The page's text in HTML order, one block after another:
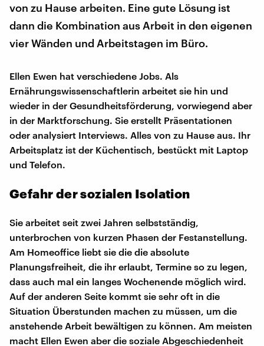
von zu Hause arbeiten. Eine gute Lösung ist
dann die Kombination aus Arbeit in den eigenen
vier Wänden und Arbeitstagen im Büro.
Ellen Ewen hat verschiedene Jobs. Als
Ernährungswissenschaftlerin arbeitet sie hin und
wieder in der Gesundheitsförderung, vorwiegend aber
in der Marktforschung. Sie erstellt Präsentationen
oder analysiert Interviews. Alles von zu Hause aus. Ihr
Arbeitsplatz ist der Küchentisch, bestückt mit Laptop
und Telefon.
Gefahr der sozialen Isolation
Sie arbeitet seit zwei Jahren selbstständig,
unterbrochen von kurzen Phasen der Festanstellung.
Am Homeoffice liebt sie die die absolute
Planungsfreiheit, die ihr erlaubt, Termine so zu legen,
dass auch mal ein langes Wochenende möglich wird.
Auf der anderen Seite kommt sie sehr oft in die
Situation Überstunden machen zu müssen, um die
anstehende Arbeit bewältigen zu können. Am meisten
macht Ellen Ewen aber die soziale Abgeschiedenheit